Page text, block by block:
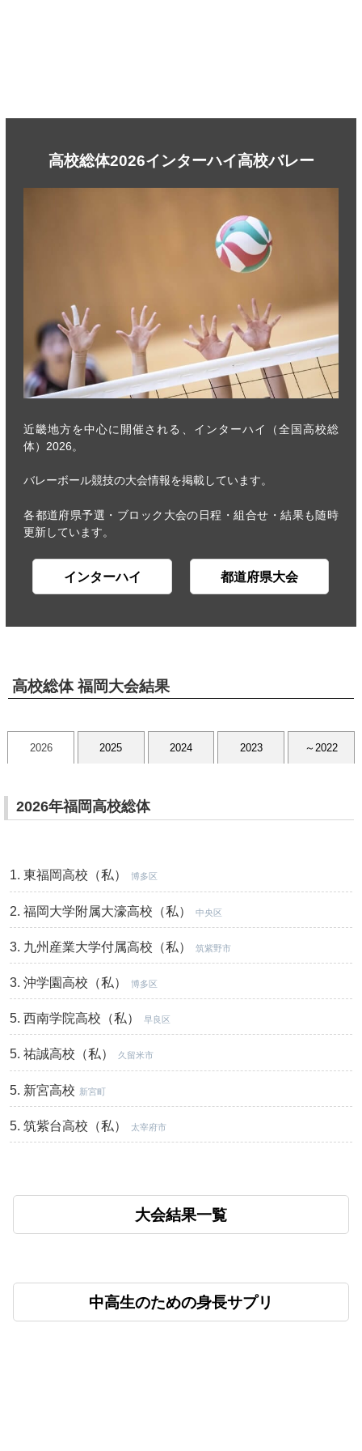
高校総体2026インターハイ高校バレー
近畿地方を中心に開催される、インターハイ（全国高校総
体）2026。
バレーボール競技の大会情報を掲載しています。
各都道府県予選・ブロック大会の日程・組合せ・結果も随時
更新しています。
インターハイ 都道府県大会
高校総体 福岡大会結果
2026 2025 2024 2023 ～2022
2026年福岡高校総体
東福岡高校（私） 博多区
福岡大学附属大濠高校（私） 中央区
九州産業大学付属高校（私） 筑紫野市
沖学園高校（私） 博多区
西南学院高校（私） 早良区
祐誠高校（私） 久留米市
新宮高校 新宮町
筑紫台高校（私） 太宰府市
大会結果一覧
中高生のための身長サプリ